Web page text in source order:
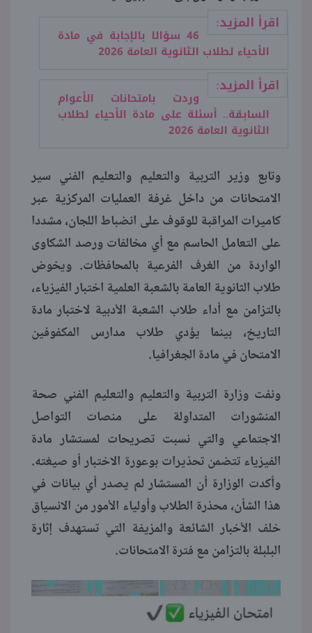
اقرأ المزيد:
46 سؤالا بالإجابة في مادة
الأحياء لطلاب الثانوية العامة 2026
اقرأ المزيد:
وردت بامتحانات الأعوام
السابقة.. أسئلة على مادة الأحياء لطلاب
الثانوية العامة 2026
وتابع وزير التربية والتعليم والتعليم الفني سير
الامتحانات من داخل غرفة العمليات المركزية عبر
كاميرات المراقبة للوقوف على انضباط اللجان، مشددا
على التعامل الحاسم مع أي مخالفات ورصد الشكاوى
الواردة من الغرف الفرعية بالمحافظات. ويخوض
طلاب الثانوية العامة بالشعبة العلمية اختبار الفيزياء،
بالتزامن مع أداء طلاب الشعبة الأدبية لاختبار مادة
التاريخ، بينما يؤدي طلاب مدارس المكفوفين
الامتحان في مادة الجغرافيا.
ونفت وزارة التربية والتعليم والتعليم الفني صحة
المنشورات المتداولة على منصات التواصل
الاجتماعي والتي نسبت تصريحات لمستشار مادة
الفيزياء تتضمن تحذيرات بوعورة الاختبار أو صيغته.
وأكدت الوزارة أن المستشار لم يصدر أي بيانات في
هذا الشأن، محذرة الطلاب وأولياء الأمور من الانسياق
خلف الأخبار الشائعة والمزيفة التي تستهدف إثارة
البلبلة بالتزامن مع فترة الامتحانات.